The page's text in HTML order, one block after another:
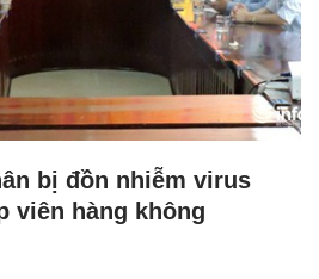
bị đồn nhiễm virus
viên hàng không